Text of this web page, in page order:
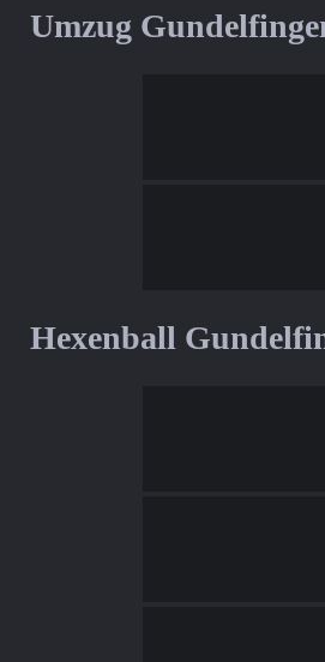
Umzug
Hexenball